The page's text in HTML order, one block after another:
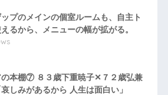
プのメインの個室ルームも、自主ト
るから、メニューの幅が拡がる。
の本棚⑦ ８３歳下重暁子✕７２歳弘兼
しみがあるから 人生は面白い」